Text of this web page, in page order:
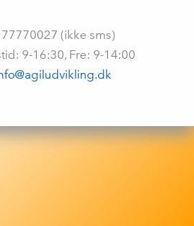
(ikke sms)
9-16:30, Fre: 9-14:00